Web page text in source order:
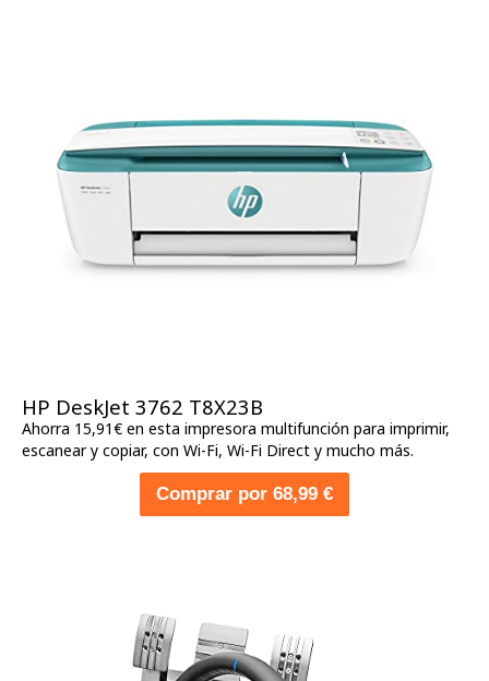
HP DeskJet 3762 T8X23B
Ahorra 15,91€ en esta impresora multifunción para imprimir,
escanear y copiar, con Wi-Fi, Wi-Fi Direct y mucho más.
Comprar por 68,99 €